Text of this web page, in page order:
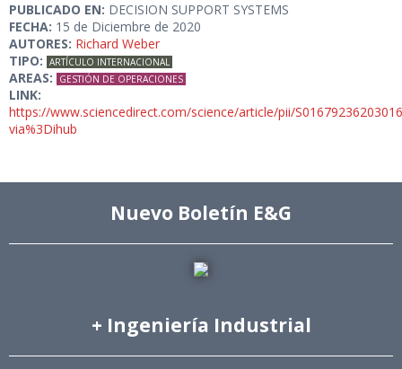
PUBLICADO EN: DECISION SUPPORT SYSTEMS
FECHA: 15 de Diciembre de 2020
AUTORES: Richard Weber
TIPO: ARTÍCULO INTERNACIONAL
AREAS: GESTIÓN DE OPERACIONES
LINK:
https://www.sciencedirect.com/science/article/pii/
via%3Dihub
Nuevo Boletín E&G
+ Ingeniería Industrial